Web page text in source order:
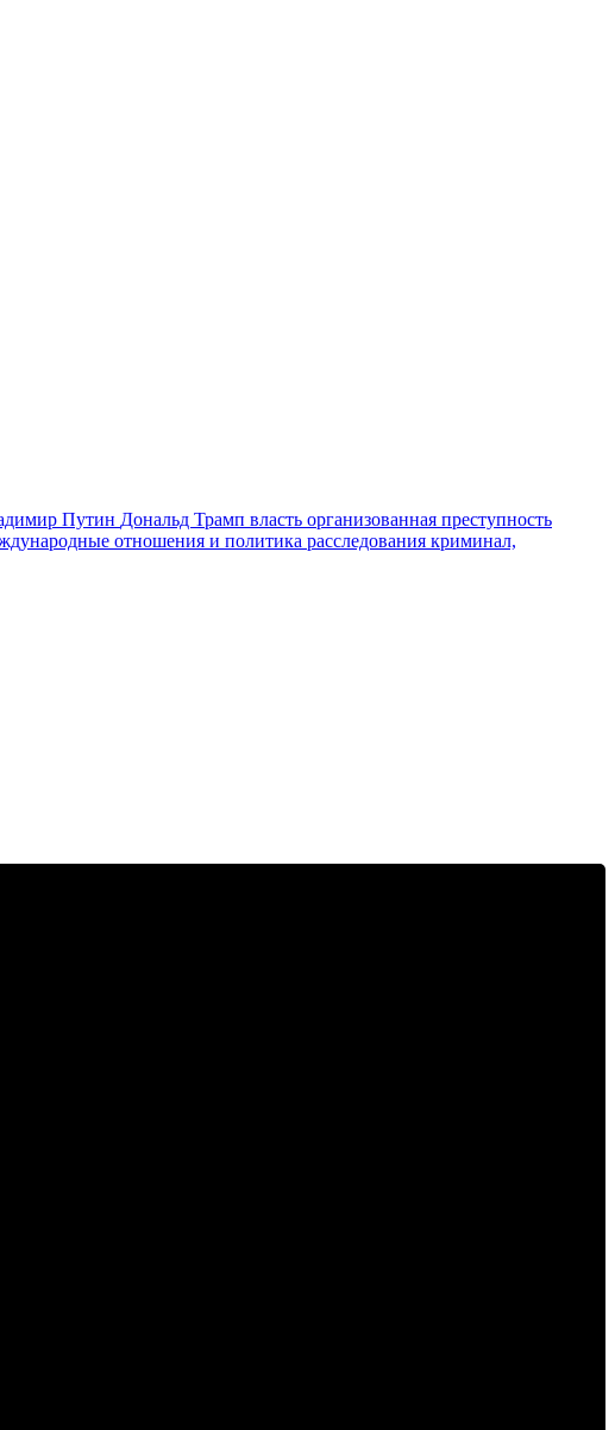
Путин Дональд Трамп власть организованная преступность
отношения и политика расследования криминал,